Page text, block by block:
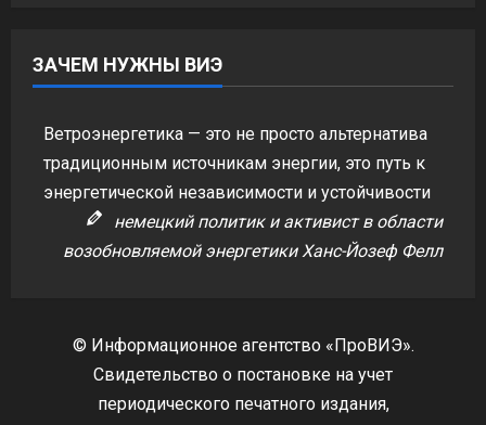
ЗАЧЕМ НУЖНЫ ВИЭ
Ветроэнергетика — это не просто альтернатива
традиционным источникам энергии, это путь к
энергетической независимости и устойчивости
немецкий политик и активист в области
возобновляемой энергетики Ханс-Йозеф Фелл
© Информационное агентство «ПроВИЭ».
Свидетельство о постановке на учет
периодического печатного издания,